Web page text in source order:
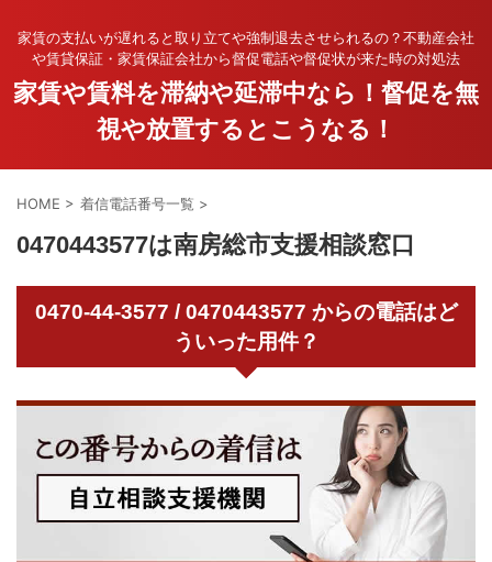
家賃の支払いが遅れると取り立てや強制退去させられるの？不動産会社
や賃貸保証・家賃保証会社から督促電話や督促状が来た時の対処法
家賃や賃料を滞納や延滞中なら！督促を無
視や放置するとこうなる！
HOME > 着信電話番号一覧 >
0470443577は南房総市支援相談窓口
0470-44-3577 / 0470443577 からの電話はど
ういった用件？